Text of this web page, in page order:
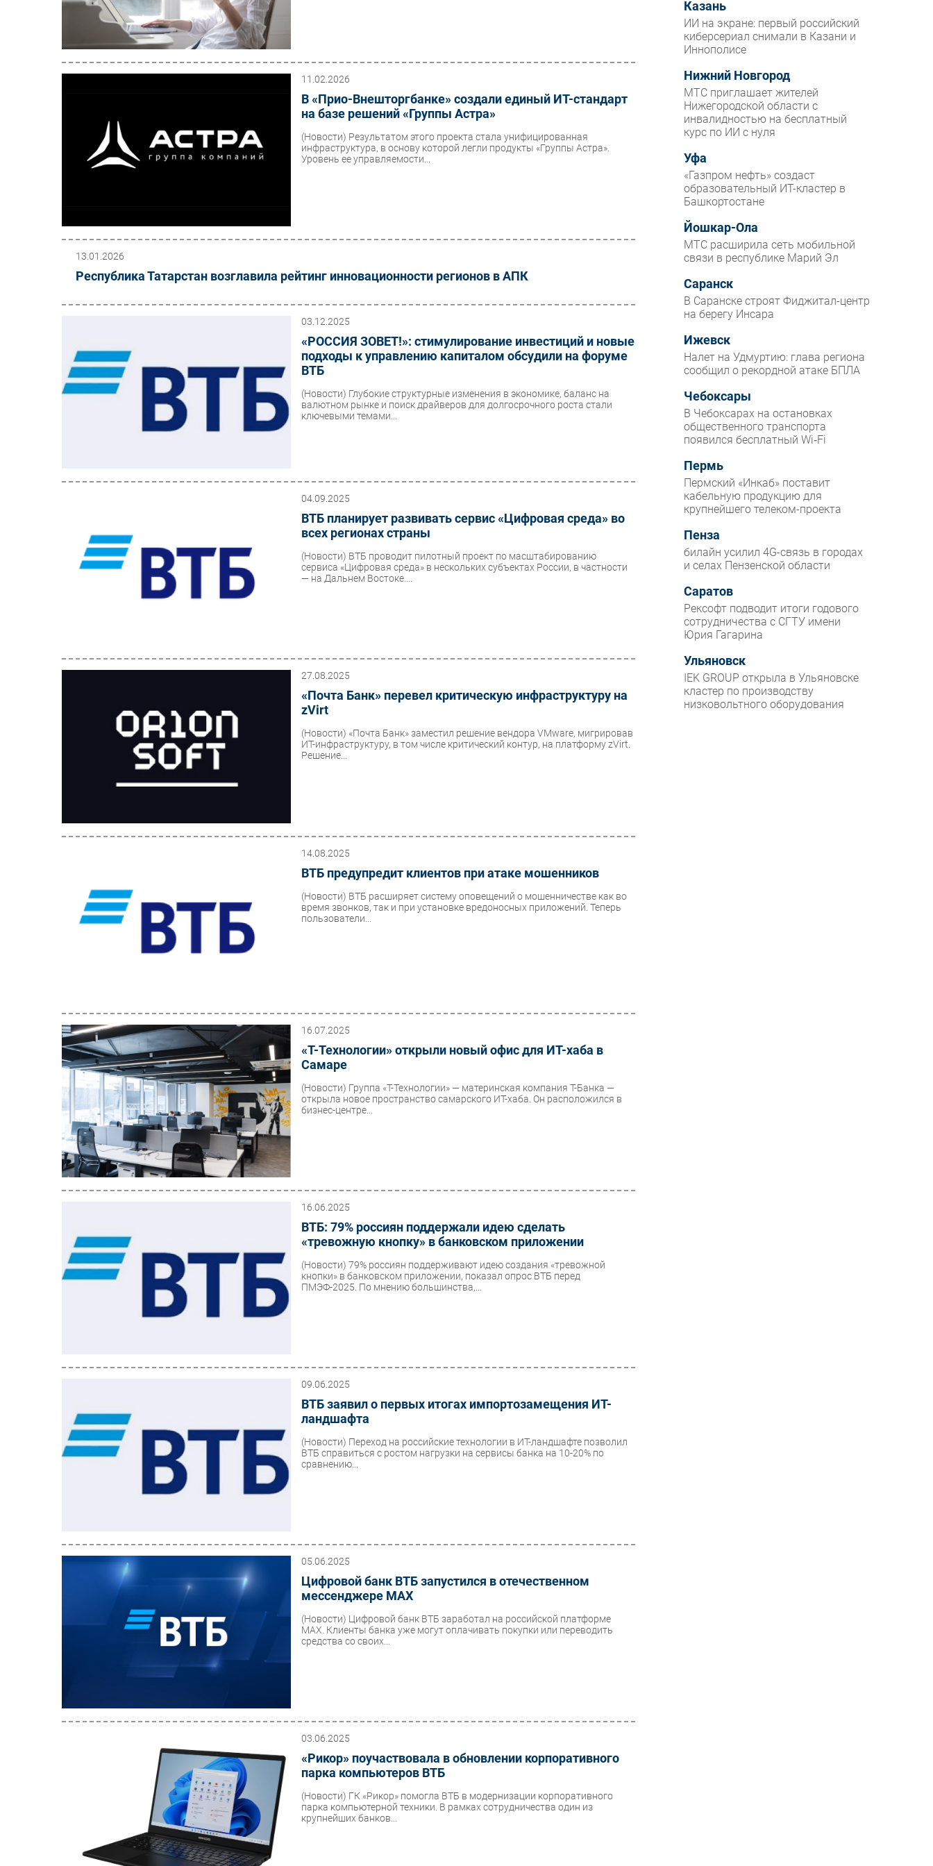
11.02.2026
В «Прио-Внешторгбанке» создали единый ИТ-стандарт
на базе решений «Группы Астра»
(Новости) Результатом этого проекта стала унифицированная
инфраструктура, в основу которой легли продукты «Группы Астра».
Уровень ее управляемости...
13.01.2026
Республика Татарстан возглавила рейтинг инновационности регионов в АПК
03.12.2025
«РОССИЯ ЗОВЕТ!»: стимулирование инвестиций и новые
подходы к управлению капиталом обсудили на форуме
ВТБ
(Новости) Глубокие структурные изменения в экономике, баланс на
валютном рынке и поиск драйверов для долгосрочного роста стали
ключевыми темами...
04.09.2025
ВТБ планирует развивать сервис «Цифровая среда» во
всех регионах страны
(Новости) ВТБ проводит пилотный проект по масштабированию
сервиса «Цифровая среда» в нескольких субъектах России, в частности
— на Дальнем Востоке....
27.08.2025
«Почта Банк» перевел критическую инфраструктуру на
zVirt
(Новости) «Почта Банк» заместил решение вендора VMware, мигрировав
ИТ-инфраструктуру, в том числе критический контур, на платформу zVirt.
Решение...
14.08.2025
ВТБ предупредит клиентов при атаке мошенников
(Новости) ВТБ расширяет систему оповещений о мошенничестве как во
время звонков, так и при установке вредоносных приложений. Теперь
пользователи...
16.07.2025
«Т-Технологии» открыли новый офис для ИТ-хаба в
Самаре
(Новости) Группа «Т-Технологии» — материнская компания Т-Банка —
открыла новое пространство самарского ИТ-хаба. Он расположился в
бизнес-центре...
16.06.2025
ВТБ: 79% россиян поддержали идею сделать
«тревожную кнопку» в банковском приложении
(Новости)79% россиян поддерживают идею создания «тревожной
кнопки» в банковском приложении, показал опрос ВТБ перед
ПМЭФ-2025. По мнению большинства,...
09.06.2025
ВТБ заявил о первых итогах импортозамещения ИТ-
ландшафта
(Новости) Переход на российские технологии в ИТ-ландшафте позволил
ВТБ справиться с ростом нагрузки на сервисы банка на 10-20% по
сравнению...
05.06.2025
Цифровой банк ВТБ запустился в отечественном
мессенджере МАХ
(Новости) Цифровой банк ВТБ заработал на российской платформе
MAX. Клиенты банка уже могут оплачивать покупки или переводить
средства со своих...
03.06.2025
«Рикор» поучаствовала в обновлении корпоративного
парка компьютеров ВТБ
(Новости) ГК «Рикор» помогла ВТБ в модернизации корпоративного
парка компьютерной техники. В рамках сотрудничества один из
крупнейших банков...
Казань
ИИ на экране: первый российский
киберсериал снимали в Казани и
Иннополисе
Нижний Новгород
МТС приглашает жителей
Нижегородской области с
инвалидностью на бесплатный
курс по ИИ с нуля
Уфа
«Газпром нефть» создаст
образовательный ИТ-кластер в
Башкортостане
Йошкар-Ола
МТС расширила сеть мобильной
связи в республике Марий Эл
Саранск
В Саранске строят Фиджитал-центр
на берегу Инсара
Ижевск
Налет на Удмуртию: глава региона
сообщил о рекордной атаке БПЛА
Чебоксары
В Чебоксарах на остановках
общественного транспорта
появился бесплатный Wi‑Fi
Пермь
Пермский «Инкаб» поставит
кабельную продукцию для
крупнейшего телеком-проекта
Пенза
билайн усилил 4G-связь в городах
и селах Пензенской области
Саратов
Рексофт подводит итоги годового
сотрудничества с СГТУ имени
Юрия Гагарина
Ульяновск
IEK GROUP открыла в Ульяновске
кластер по производству
низковольтного оборудования